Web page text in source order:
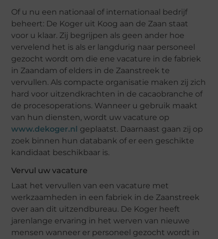
Of u nu een nationaal of internationaal bedrijf
beheert: De Koger uit Koog aan de Zaan staat
voor u klaar. Zij begrijpen als geen ander hoe
vervelend het is als er langdurig naar personeel
gezocht wordt om die ene vacature in de fabriek
in Zaandam of elders in de Zaanstreek te
vervullen. Als compacte organisatie maken zij zich
hard voor uitzendkrachten in de cacaobranche of
de procesoperations. Wanneer u gebruik maakt
van hun diensten, wordt uw vacature op
www.dekoger.nl geplaatst. Daarnaast gaan zij op
zoek binnen hun databank of er een geschikte
kandidaat beschikbaar is.
Vervul uw vacature
Laat het vervullen van een vacature met
werkzaamheden in een fabriek in de Zaanstreek
over aan dit uitzendbureau. De Koger heeft
jarenlange ervaring in het werven van nieuwe
mensen wanneer er personeel gezocht wordt in